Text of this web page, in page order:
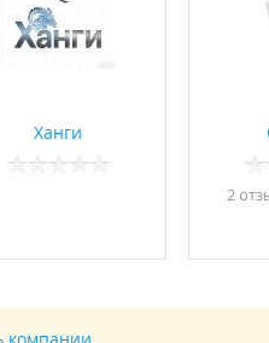
Ханги
2